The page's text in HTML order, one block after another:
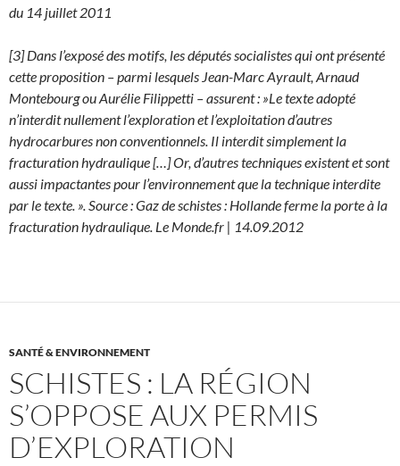
du 14 juillet 2011
[3] Dans l’exposé des motifs, les députés socialistes qui ont présenté
cette proposition – parmi lesquels Jean-Marc Ayrault, Arnaud
Montebourg ou Aurélie Filippetti – assurent : »Le texte adopté
n’interdit nullement l’exploration et l’exploitation d’autres
hydrocarbures non conventionnels. Il interdit simplement la
fracturation hydraulique […] Or, d’autres techniques existent et sont
aussi impactantes pour l’environnement que la technique interdite
par le texte. ». Source : Gaz de schistes : Hollande ferme la porte à la
fracturation hydraulique. Le Monde.fr | 14.09.2012
SANTÉ & ENVIRONNEMENT
SCHISTES : LA RÉGION
S’OPPOSE AUX PERMIS
D’EXPLORATION